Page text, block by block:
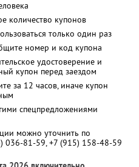
количество купонов
только один раз
номер и код купона
удостоверение и
купон перед заездом
за 12 часов, иначе купон
спецпредложениями
можно уточнить по
036-81-59, +7 (915) 158-48-59